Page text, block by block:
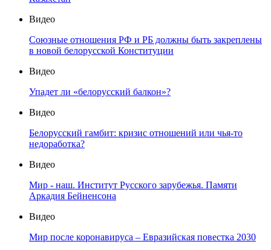
Видео
Союзные отношения РФ и РБ должны быть закреплены
в новой белорусской Конституции
Видео
Упадет ли «белорусский балкон»?
Видео
Белорусский гамбит: кризис отношений или чья-то
недоработка?
Видео
Мир - наш. Институт Русского зарубежья. Памяти
Аркадия Бейненсона
Видео
Мир после коронавируса – Евразийская повестка 2030